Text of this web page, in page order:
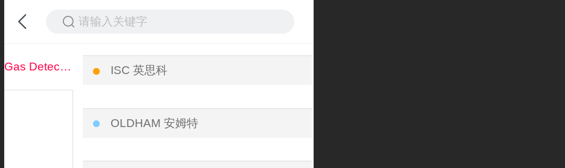
请输入关键字
Gas Detector 气体检测仪 ISC 英思科
OLDHAM 安姆特